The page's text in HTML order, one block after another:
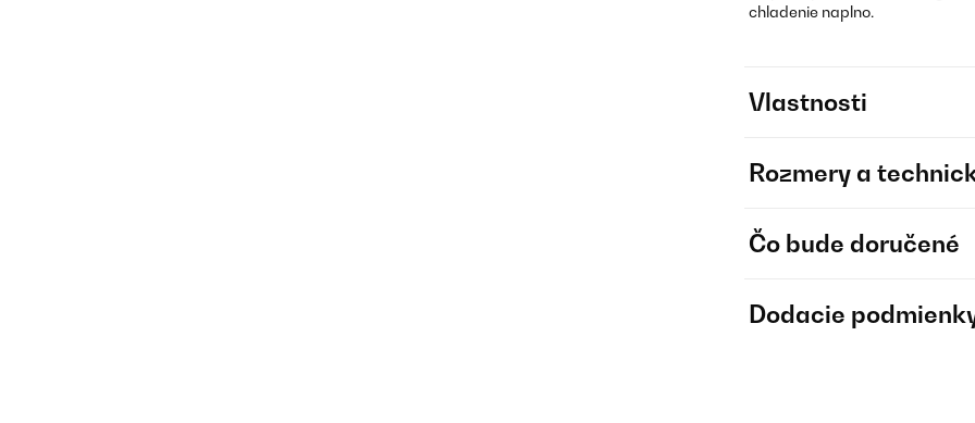
chladenie naplno.
Vlastnosti
Rozmery a
Čo bude doručené
Dodacie